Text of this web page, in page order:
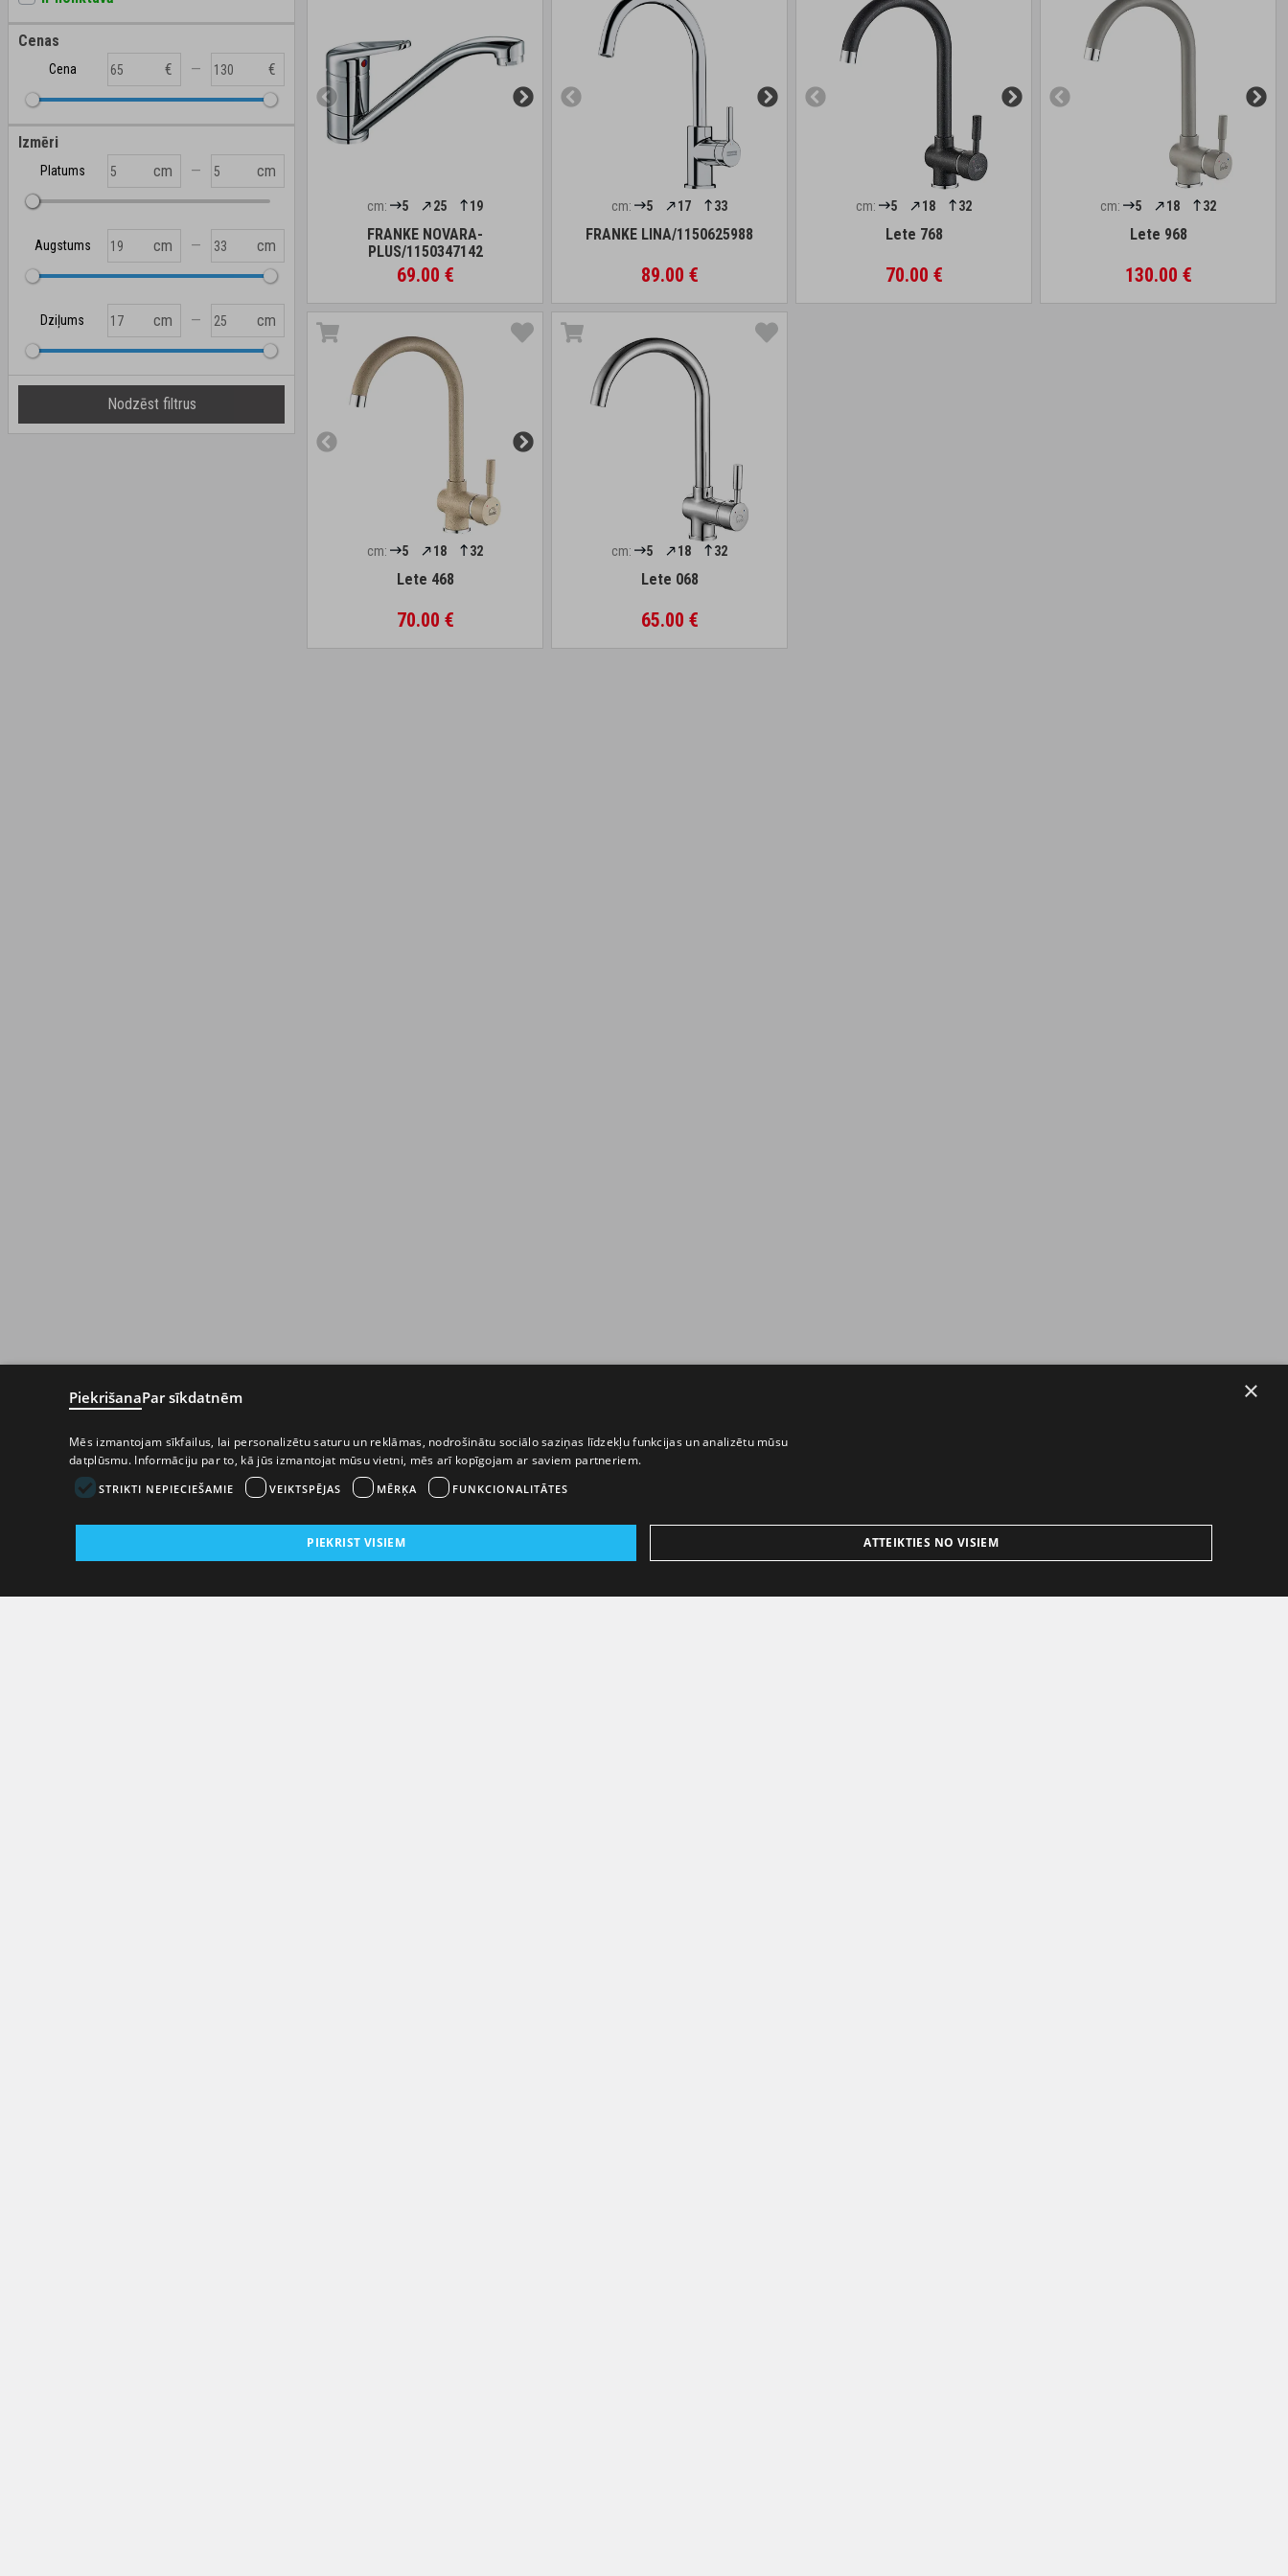
Cenas
Cena € — €
Izmēri
Platums cm — cm
Augstums cm — cm
Dziļums cm — cm
Nodzēst filtrus
cm: 5 25 19
FRANKE NOVARA-
PLUS/1150347142
69.00 €
cm: 5 17 33
FRANKE LINA/1150625988
89.00 €
cm: 5 18 32
Lete 768
70.00 €
cm: 5 18 32
Lete 968
130.00 €
cm: 5 18 32
Lete 468
70.00 €
cm: 5 18 32
Lete 068
65.00 €
×
PiekrišanaPar sīkdatnēm
Mēs izmantojam sīkfailus, lai personalizētu saturu un reklāmas, nodrošinātu sociālo saziņas līdzekļu funkcijas un analizētu mūsu
datplūsmu. Informāciju par to, kā jūs izmantojat mūsu vietni, mēs arī kopīgojam ar saviem partneriem.
STRIKTI NEPIECIEŠAMIE VEIKTSPĒJAS MĒRĶA FUNKCIONALITĀTES
PIEKRIST VISIEM ATTEIKTIES NO VISIEM